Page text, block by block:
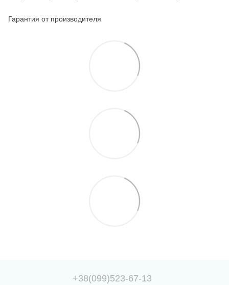
Гарантия от производителя
+38(099)523-67-13